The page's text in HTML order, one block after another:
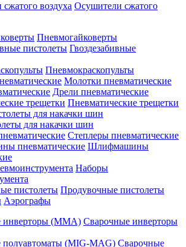
Осушители сжатого
Пневмогайковерты
Гвоздезабивные
Пневмокраскопульты
Молотки пневматические
Дрели пневматические
Пневматические трещетки
для накачки шин
Степлеры пневматические
Шлифмашины
Наборы
Продувочные пистолеты
Аэрографы
Сварочные инверторы
Сварочные